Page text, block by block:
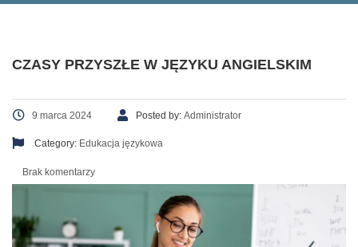
CZASY PRZYSZŁE W JĘZYKU ANGIELSKIM
9 marca 2024 Posted by: Administrator
Category: Edukacja językowa
Brak komentarzy